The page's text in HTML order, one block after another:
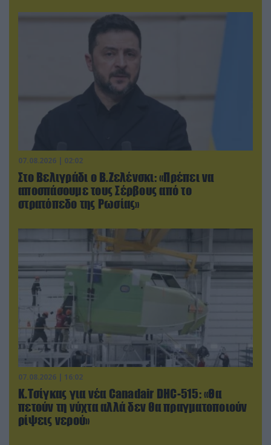
07.08.2026 | 02:02
Στο Βελιγράδι ο Β.Ζελένσκι: «Πρέπει να
αποσπάσουμε τους Σέρβους από το
στρατόπεδο της Ρωσίας»
07.08.2026 | 16:02
Κ.Τσίγκας για νέα Canadair DHC-515: «Θα
πετούν τη νύχτα αλλά δεν θα πραγματοποιούν
ρίψεις νερού»